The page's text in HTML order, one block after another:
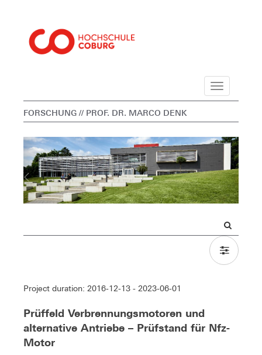
Navigation
FORSCHUNG // PROF. DR. MARCO DENK
Project duration: 2016-12-13 - 2023-06-01
Prüffeld Verbrennungsmotoren und
alternative Antriebe – Prüfstand für Nfz-
Motor